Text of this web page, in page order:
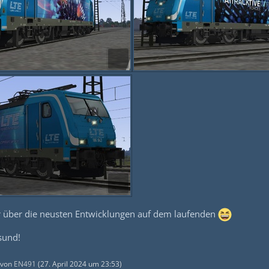
die neusten Entwicklungen auf dem laufenden
EN491 (27. April 2024 um 23:53)